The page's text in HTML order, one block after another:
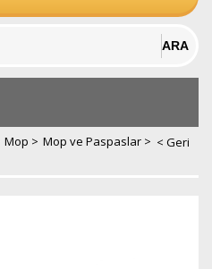
Mop > Mop ve Paspaslar >